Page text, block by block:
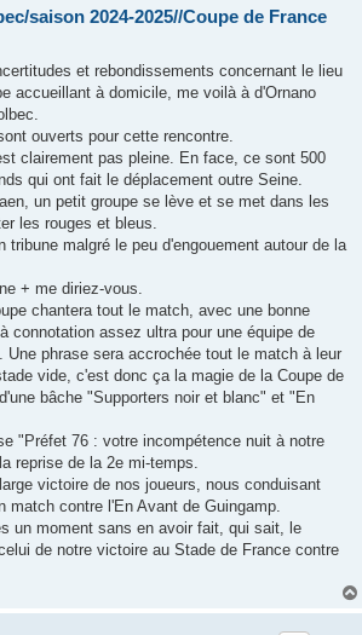
saison 2024-2025//Coupe de France
et rebondissements concernant le lieu
accueillant à domicile, me voilà à d'Ornano
ouverts pour cette rencontre.
clairement pas pleine. En face, ce sont 500
qui ont fait le déplacement outre Seine.
un petit groupe se lève et se met dans les
les rouges et bleus.
tribune malgré le peu d'engouement autour de la
+ me diriez-vous.
chantera tout le match, avec une bonne
connotation assez ultra pour une équipe de
Une phrase sera accrochée tout le match à leur
vide, c'est donc ça la magie de la Coupe de
bâche "Supporters noir et blanc" et "En
"Préfet 76 : votre incompétence nuit à notre
reprise de la 2e mi-temps.
victoire de nos joueurs, nous conduisant
match contre l'En Avant de Guingamp.
un moment sans en avoir fait, qui sait, le
de notre victoire au Stade de France contre